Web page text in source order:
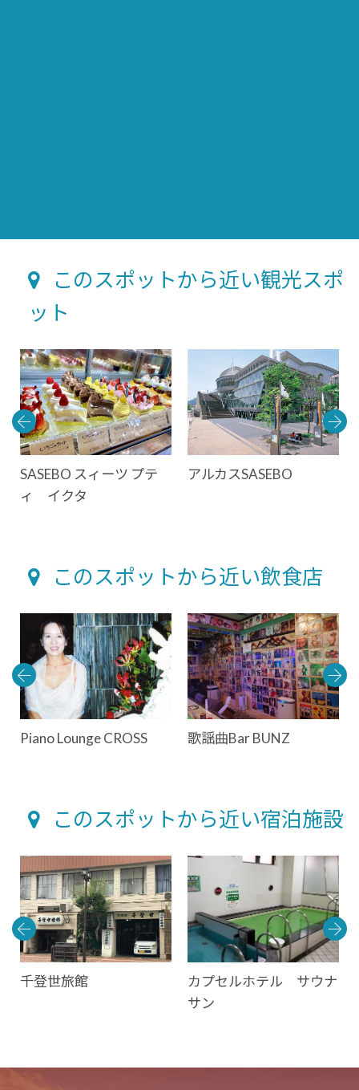
このスポットから近い観光スポ
ット
SASEBO スィーツ プテ
ィ イクタ
アルカスSASEBO
このスポットから近い飲食店
Piano Lounge CROSS 歌謡曲Bar BUNZ
このスポットから近い宿泊施設
千登世旅館
カプセルホテル サウナ
サン